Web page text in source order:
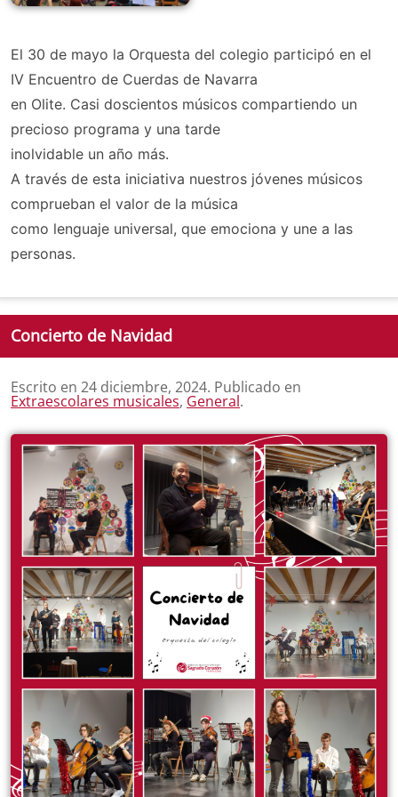
El 30 de mayo la Orquesta del colegio participó en el
IV Encuentro de Cuerdas de Navarra
en Olite. Casi doscientos músicos compartiendo un
precioso programa y una tarde
inolvidable un año más.
A través de esta iniciativa nuestros jóvenes músicos
comprueban el valor de la música
como lenguaje universal, que emociona y une a las
personas.
Concierto de Navidad
Escrito en 24 diciembre, 2024. Publicado en
Extraescolares musicales, General.